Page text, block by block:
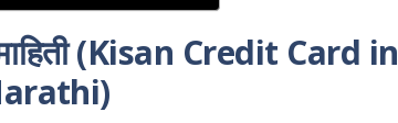
माहिती (Kisan Credit Card in